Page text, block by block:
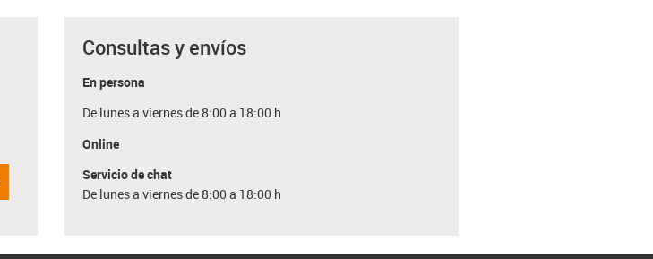
Consultas y envíos
En persona
De lunes a viernes de 8:00 a 18:00 h
Online
Servicio de chat
De lunes a viernes de 8:00 a 18:00 h